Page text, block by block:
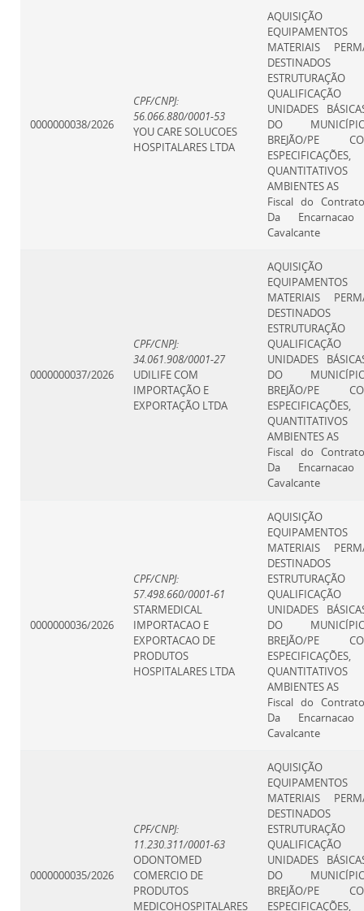
0000000038/2026
CPF/CNPJ:
56.066.880/0001-53
YOU CARE SOLUCOES
HOSPITALARES LTDA
MATERIAIS
UNIDADES
DO
BREJÃO/PE
ESPECIFICAÇÕES,
AMBIENTES AS
Fiscal do
Da Encarnacao
Cavalcante
0000000037/2026
CPF/CNPJ:
34.061.908/0001-27
UDILIFE COM
IMPORTAÇÃO E
EXPORTAÇÃO LTDA
MATERIAIS
UNIDADES
DO
BREJÃO/PE
ESPECIFICAÇÕES,
AMBIENTES AS
Fiscal do
Da Encarnacao
Cavalcante
0000000036/2026
CPF/CNPJ:
57.498.660/0001-61
STARMEDICAL
IMPORTACAO E
EXPORTACAO DE
PRODUTOS
HOSPITALARES LTDA
MATERIAIS
UNIDADES
DO
BREJÃO/PE
ESPECIFICAÇÕES,
AMBIENTES AS
Fiscal do
Da Encarnacao
Cavalcante
0000000035/2026
CPF/CNPJ:
11.230.311/0001-63
ODONTOMED
COMERCIO DE
PRODUTOS
MEDICOHOSPITALARES
MATERIAIS
UNIDADES
DO
BREJÃO/PE
ESPECIFICAÇÕES,